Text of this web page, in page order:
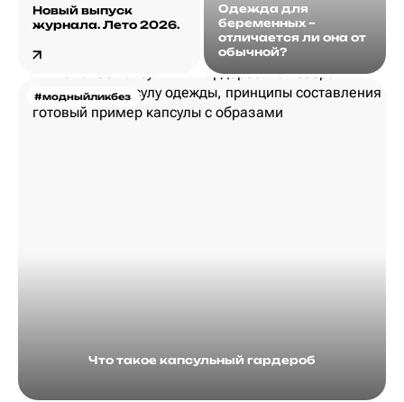
Новый выпуск
журнала. Лето 2026.
Одежда для
беременных –
отличается ли она от
обычной?
#модныйликбез
Что такое капсульный гардероб